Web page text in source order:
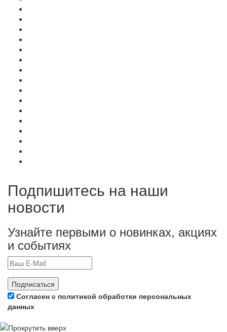
Подпишитесь на наши
новости
Узнайте первыми о новинках, акциях
и событиях
Подписаться
Согласен с политикой обработки персональных
данных